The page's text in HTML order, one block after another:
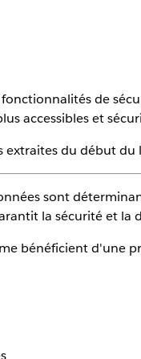
de
accessibles et
du début du
sont
la sécurité et la
bénéficient d'une